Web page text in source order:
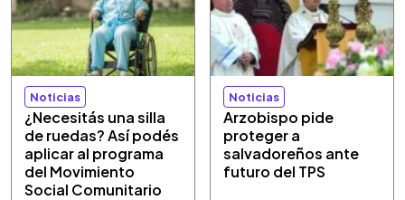
Noticias
¿Necesitás una silla
de ruedas? Así podés
aplicar al programa
del Movimiento
Social Comunitario
Noticias
Arzobispo pide
proteger a
salvadoreños ante
futuro del TPS